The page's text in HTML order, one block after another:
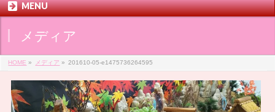
MENU
メディア
HOME » メディア » 201610-05-e1475736264595